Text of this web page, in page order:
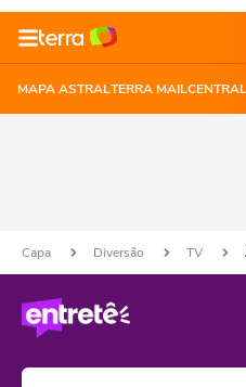
MAPA ASTRALTERRA MAIL
Capa Diversão TV